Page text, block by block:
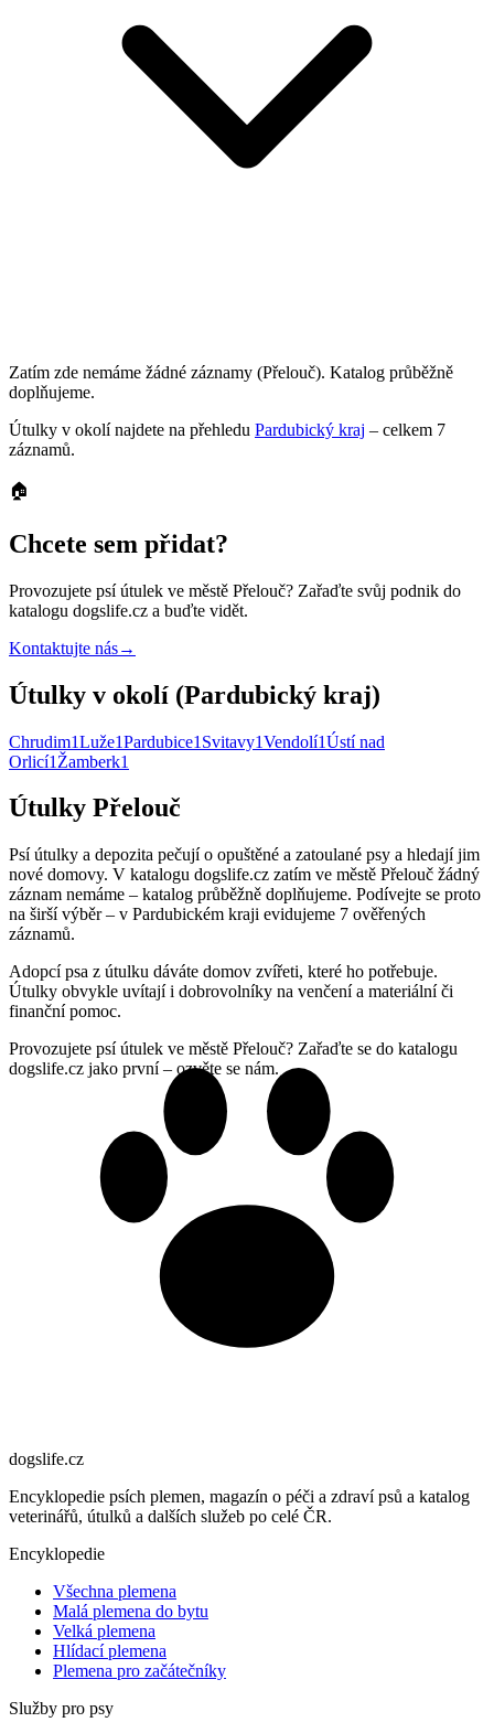
Zatím zde nemáme žádné záznamy (Přelouč). Katalog průběžně
doplňujeme.
Útulky v okolí najdete na přehledu Pardubický kraj – celkem 7
záznamů.
🏠
Chcete sem přidat?
Provozujete psí útulek ve městě Přelouč? Zařaďte svůj podnik do
katalogu dogslife.cz a buďte vidět.
Kontaktujte nás→
Útulky v okolí (Pardubický kraj)
Chrudim1Luže1Pardubice1 Svitavy1Vendolí1Ústí nad
Orlicí1 Žamberk1
Útulky Přelouč
Psí útulky a depozita pečují o opuštěné a zatoulané psy a hledají jim
nové domovy. V katalogu dogslife.cz zatím ve městě Přelouč žádný
záznam nemáme – katalog průběžně doplňujeme. Podívejte se proto
na širší výběr – v Pardubickém kraji evidujeme 7 ověřených
záznamů.
Adopcí psa z útulku dáváte domov zvířeti, které ho potřebuje.
Útulky obvykle uvítají i dobrovolníky na venčení a materiální či
finanční pomoc.
Provozujete psí útulek ve městě Přelouč? Zařaďte se do katalogu
dogslife.cz jako první – ozvěte se nám.
dogslife.cz
Encyklopedie psích plemen, magazín o péči a zdraví psů a katalog
veterinářů, útulků a dalších služeb po celé ČR.
Encyklopedie
Všechna plemena
Malá plemena do bytu
Velká plemena
Hlídací plemena
Plemena pro začátečníky
Služby pro psy